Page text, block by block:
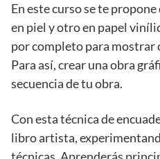
En este curso se te
en piel y otro en papel
por completo para mostrar
Para así, crear una obra
secuencia de tu obra.
Con esta técnica de
libro artista,